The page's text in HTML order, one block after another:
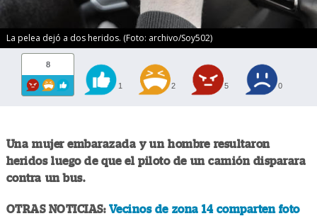
La pelea dejó a dos heridos. (Foto: archivo/Soy502)
8
1 2 5 0
Una mujer embarazada y un hombre resultaron
heridos luego de que el piloto de un camión disparara
contra un bus.
OTRAS NOTICIAS: Vecinos de zona 14 comparten foto